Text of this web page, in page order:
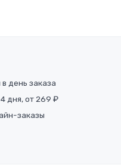
день заказа
дня, от 269 ₽
заказы